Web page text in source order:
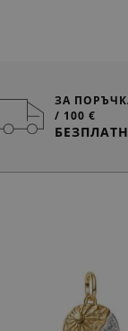
ЗА
/ 100 €